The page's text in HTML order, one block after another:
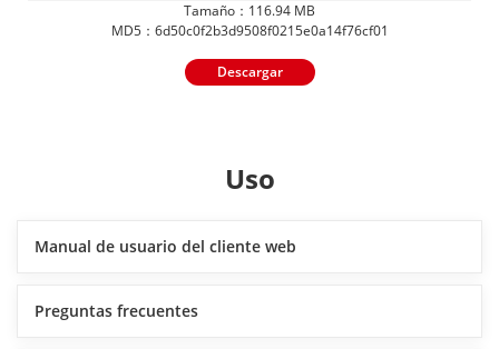
Tamaño：116.94 MB
MD5：6d50c0f2b3d9508f0215e0a14f76cf01
Descargar
Uso
Manual de usuario del cliente web
Preguntas frecuentes